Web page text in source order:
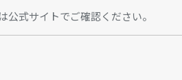
式サイトでご確認ください。